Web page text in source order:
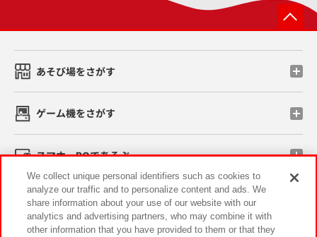
あそび場をさがす
ゲーム機をさがす
スマホ・PCであそぶ
イベント・キャンペーン
We collect unique personal identifiers such as cookies to
analyze our traffic and to personalize content and ads. We
share information about your use of our website with our
analytics and advertising partners, who may combine it with
other information that you have provided to them or that they